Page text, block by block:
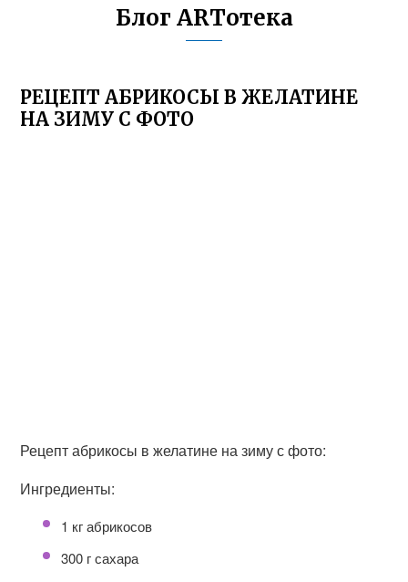
Блог ARTотека
РЕЦЕПТ АБРИКОСЫ В ЖЕЛАТИНЕ
НА ЗИМУ С ФОТО
Рецепт абрикосы в желатине на зиму с фото:
Ингредиенты:
1 кг абрикосов
300 г сахара